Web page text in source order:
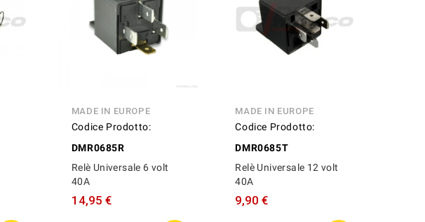
MADE IN EUROPE
Codice Prodotto:
DMR0685R
Relè Universale 6 volt
40A
14,95 €
MADE IN EUROPE
Codice Prodotto:
DMR0685T
Relè Universale 12 volt
40A
9,90 €